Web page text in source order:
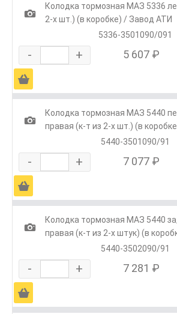
1
Колодка тормозная МАЗ 5336
2-х шт.) (в коробке) / Завод АТИ
5336-3501090/091
- + 5 607 ₽
Ä
1
Колодка тормозная МАЗ 5440
правая (к-т из 2-х шт.) (в
5440-3501090/91
- + 7 077 ₽
Ä
1
Колодка тормозная МАЗ 5440
правая (к-т из 2-х штук) (в
5440-3502090/91
- + 7 281 ₽
Ä